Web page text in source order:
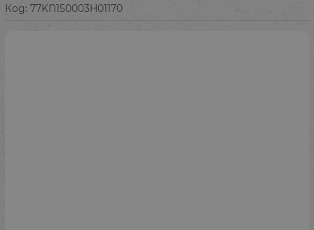
Код: 77KN150003H01170